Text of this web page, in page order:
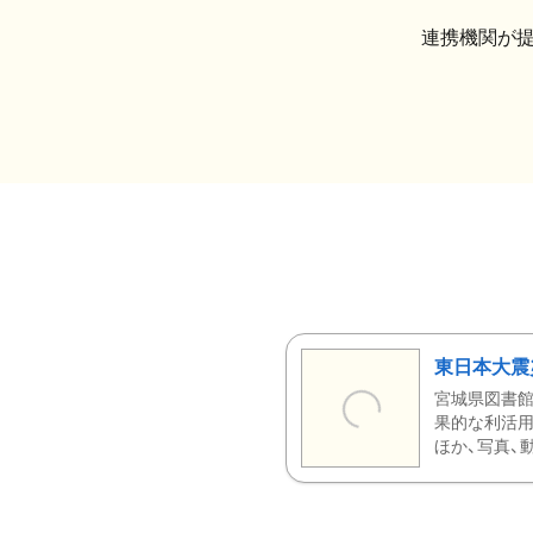
連携機関が
東日本大
宮城県図書
果的な利活
ほか、写真、